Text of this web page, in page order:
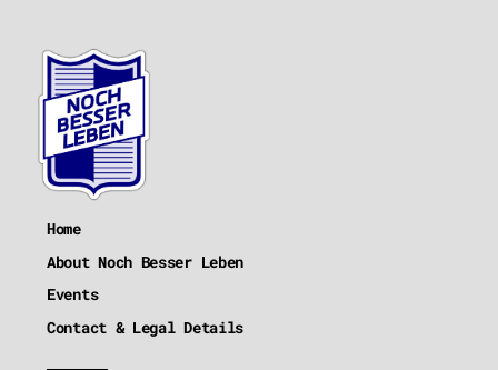
Home
About Noch Besser Leben
Events
Contact & Legal Details